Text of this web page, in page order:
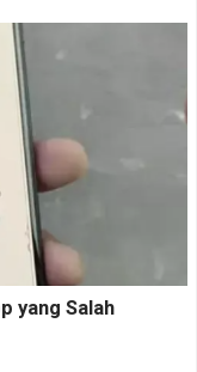
yang Salah